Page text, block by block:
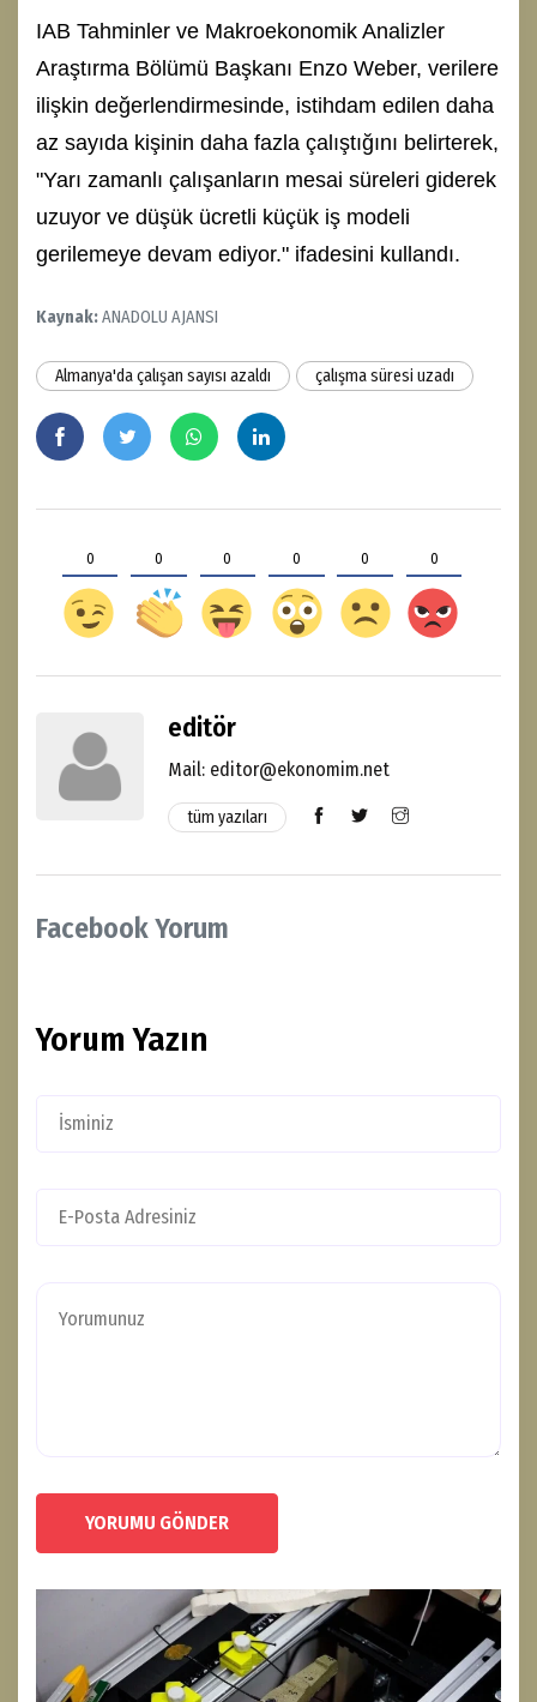
IAB Tahminler ve Makroekonomik Analizler
Araştırma Bölümü Başkanı Enzo Weber, verilere
ilişkin değerlendirmesinde, istihdam edilen daha
az sayıda kişinin daha fazla çalıştığını belirterek,
"Yarı zamanlı çalışanların mesai süreleri giderek
uzuyor ve düşük ücretli küçük iş modeli
gerilemeye devam ediyor." ifadesini kullandı.
Kaynak:ANADOLU AJANSI
Almanya'da çalışan sayısı azaldı çalışma süresi uzadı
0 0 0 0 0 0
editör
Mail: editor@ekonomim.net
tüm yazıları
Facebook Yorum
Yorum Yazın
YORUMU GÖNDER